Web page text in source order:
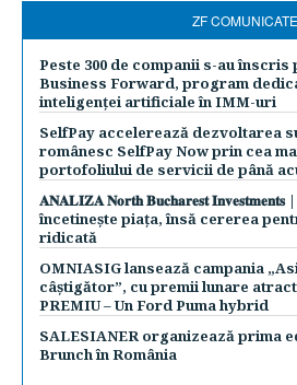
ZF COMUNICATE
Peste 300 de companii s-au înscris
Business Forward, program
inteligenței artificiale în IMM-uri
SelfPay accelerează dezvoltarea
românesc SelfPay Now prin cea
portofoliului de servicii de până
𝐀𝐍𝐀𝐋𝐈𝐙𝐀 𝐍𝐨𝐫𝐭𝐡 𝐁𝐮𝐜𝐡𝐚𝐫𝐞𝐬𝐭
încetinește piața, însă cererea
ridicată
OMNIASIG lansează campania
câștigător”, cu premii lunare
PREMIU – Un Ford Puma hybrid
SALESIANER organizează prima
Brunch în România